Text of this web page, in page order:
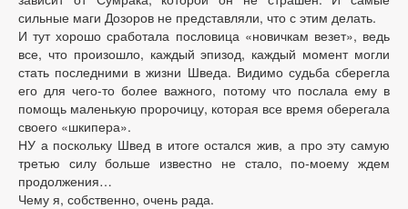
сильные маги Дозоров не представляли, что с этим делать.
И тут хорошо сработала пословица «новичкам везет», ведь
все, что произошло, каждый эпизод, каждый момент могли
стать последними в жизни Шведа. Видимо судьба сберегла
его для чего-то более важного, потому что послала ему в
помощь маленькую пророчицу, которая все время оберегала
своего «шкипера».
НУ а поскольку Швед в итоге остался жив, а про эту самую
третью силу больше известно не стало, по-моему ждем
продолжения…
Чему я, собственно, очень рада.